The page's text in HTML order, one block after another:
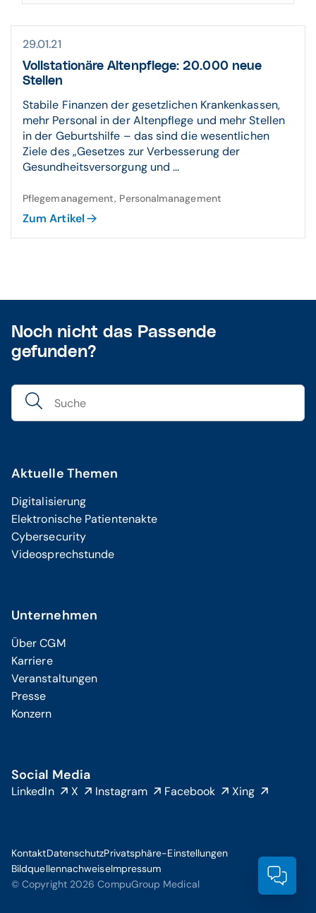
29.01.21
Voll­stationäre Alten­pflege: 20.000 neue
Stellen
Stabile Finanzen der gesetzlichen Krankenkassen,
mehr Personal in der Altenpflege und mehr Stellen
in der Geburtshilfe – das sind die wesentlichen
Ziele des „Gesetzes zur Verbesserung der
Gesundheitsversorgung und ...
Pflegemanagement, Personalmanagement
Zum Artikel
Noch nicht das Passende
gefunden?
Aktuelle Themen
Digitalisierung
Elektronische Patientenakte
Cybersecurity
Videosprechstunde
Unternehmen
Über CGM
Karriere
Veranstaltungen
Presse
Konzern
Social Media
LinkedIn X Instagram Facebook Xing
© Copyright 2026 CompuGroup Medical
KontaktDatenschutzPrivatsphäre-Einstellungen
BildquellennachweiseImpressum